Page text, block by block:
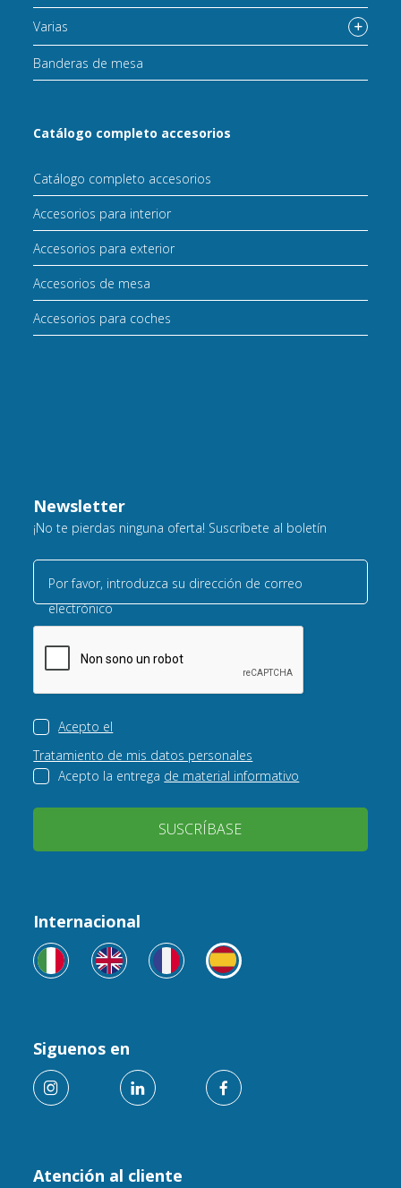
Varias
Banderas de mesa
Catálogo completo accesorios
Catálogo completo accesorios
Accesorios para interior
Accesorios para exterior
Accesorios de mesa
Accesorios para coches
Newsletter
¡No te pierdas ninguna oferta! Suscríbete al boletín
Por favor, introduzca su dirección de correo
electrónico
Acepto el
Tratamiento de mis datos personales
Acepto la entrega de material informativo
SUSCRÍBASE
Atención al cliente
Internacional
Siguenos en